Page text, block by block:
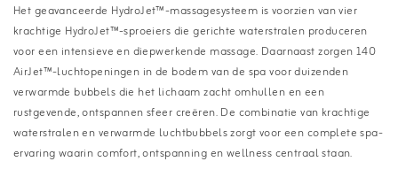
Het geavanceerde HydroJet™-massagesysteem is voorzien van vier
krachtige HydroJet™-sproeiers die gerichte waterstralen produceren
voor een intensieve en diepwerkende massage. Daarnaast zorgen 140
AirJet™-luchtopeningen in de bodem van de spa voor duizenden
verwarmde bubbels die het lichaam zacht omhullen en een
rustgevende, ontspannen sfeer creëren. De combinatie van krachtige
waterstralen en verwarmde luchtbubbels zorgt voor een complete spa-
ervaring waarin comfort, ontspanning en wellness centraal staan.